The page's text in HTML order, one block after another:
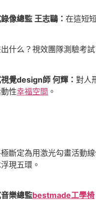
像總監 王志鷗： 在這短
么？視效團隊測驗考試
覺design師 何輝： 對人
性幸福空間 。
定為用激光勾畫活動線
現五環。
樂總監bestmade工學椅